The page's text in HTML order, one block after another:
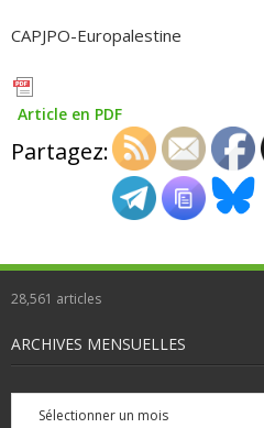
CAPJPO-Europalestine
Article en PDF
Partagez:
28,561 articles
ARCHIVES MENSUELLES
Archives
mensuelles